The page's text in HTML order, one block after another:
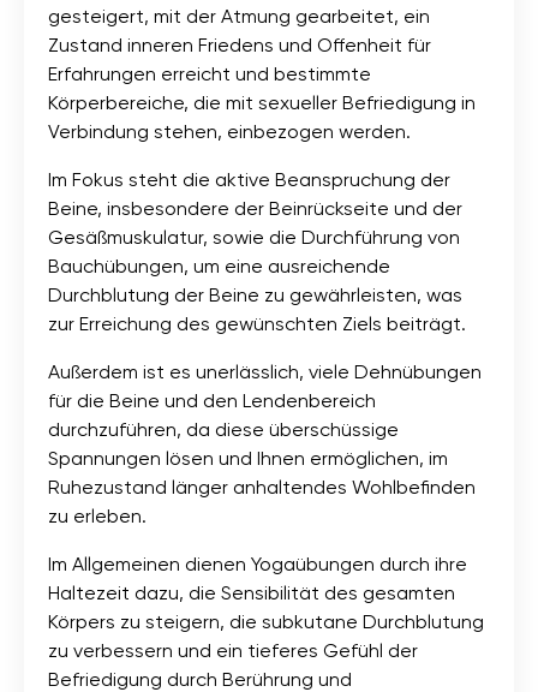
gesteigert, mit der Atmung gearbeitet, ein
Zustand inneren Friedens und Offenheit für
Erfahrungen erreicht und bestimmte
Körperbereiche, die mit sexueller Befriedigung in
Verbindung stehen, einbezogen werden.
Im Fokus steht die aktive Beanspruchung der
Beine, insbesondere der Beinrückseite und der
Gesäßmuskulatur, sowie die Durchführung von
Bauchübungen, um eine ausreichende
Durchblutung der Beine zu gewährleisten, was
zur Erreichung des gewünschten Ziels beiträgt.
Außerdem ist es unerlässlich, viele Dehnübungen
für die Beine und den Lendenbereich
durchzuführen, da diese überschüssige
Spannungen lösen und Ihnen ermöglichen, im
Ruhezustand länger anhaltendes Wohlbefinden
zu erleben.
Im Allgemeinen dienen Yogaübungen durch ihre
Haltezeit dazu, die Sensibilität des gesamten
Körpers zu steigern, die subkutane Durchblutung
zu verbessern und ein tieferes Gefühl der
Befriedigung durch Berührung und